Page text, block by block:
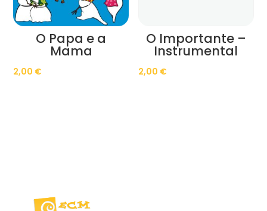
O Papa e a
Mama
2,00 €
O Importante –
Instrumental
2,00 €